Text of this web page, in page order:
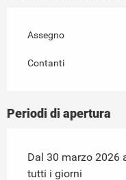
Assegno
Contanti
Periodi di apertura
Dal 30 marzo 2026
tutti i giorni